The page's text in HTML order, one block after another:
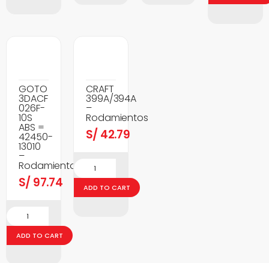
GOTO
3DACF
026F-
10S
ABS =
42450-
13010
–
Rodamientos
S/ 97.74
ADD TO CART
CRAFT
399A/394A
–
Rodamientos
S/ 42.79
ADD TO CART